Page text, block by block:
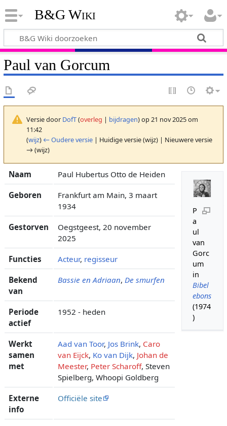
B&G Wiki
Paul van Gorcum
Versie door DofT(overleg | bijdragen)op 21 nov 2025 om
11:42
(wijz) ← Oudere versie| Huidige versie (wijz) | Nieuwere versie
→ (wijz)
P
a
ul
van
Gorc
um
in
Bibel
ebons
(1974
)
Naam Paul Hubertus Otto de Heiden
Geboren
Frankfurt am Main, 3 maart
1934
Gestorven
Oegstgeest, 20 november
2025
Functies Acteur, regisseur
Bekend
van
Bassie en Adriaan, De smurfen
Periode
actief
1952 - heden
Werkt
samen
met
Aad van Toor, Jos Brink, Caro
van Eijck, Ko van Dijk, Johan de
Meester, Peter Scharoff, Steven
Spielberg, Whoopi Goldberg
Externe
info
Officiële site